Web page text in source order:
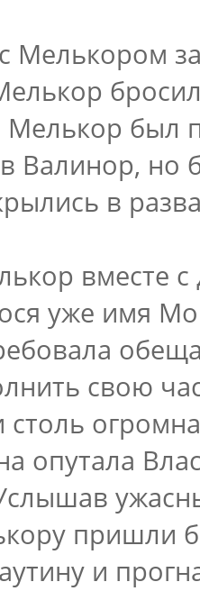
Мелькором
Мелькор был
Валинор, но
в
вместе
уже имя
свою
столь
опутала
пришли
и